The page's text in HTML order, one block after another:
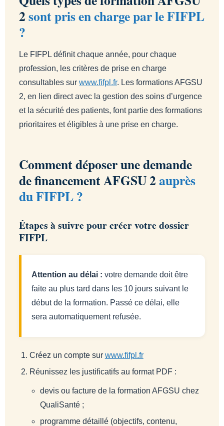
2sont pris en charge par le FIFPL
?
Le FIFPL définit chaque année, pour chaque
profession, les critères de prise en charge
consultables sur www.fifpl.fr. Les formations AFGSU
2, en lien direct avec la gestion des soins d’urgence
et la sécurité des patients, font partie des formations
prioritaires et éligibles à une prise en charge.
Comment déposer une demande
de financement AFGSU 2auprès
du FIFPL ?
Étapes à suivre pour créer votre dossier
FIFPL
Attention au délai : votre demande doit être
faite au plus tard dans les 10 jours suivant le
début de la formation. Passé ce délai, elle
sera automatiquement refusée.
Créez un compte sur www.fifpl.fr
Réunissez les justificatifs au format PDF :
devis ou facture de la formation AFGSU chez
QualiSanté ;
programme détaillé (objectifs, contenu,